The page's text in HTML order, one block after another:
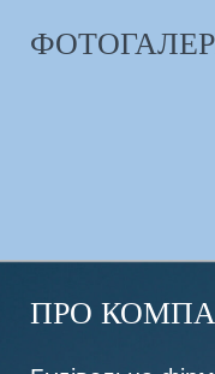
ПРО